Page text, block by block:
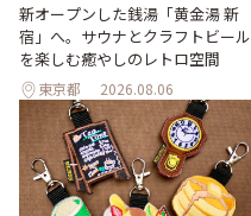
新オープンした銭湯「黄金湯 新
宿」へ。サウナとクラフトビール
を楽しむ癒やしのレトロ空間
東京都 2026.08.06